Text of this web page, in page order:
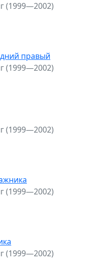
(1999—2002)
правый
(1999—2002)
(1999—2002)
(1999—2002)
(1999—2002)